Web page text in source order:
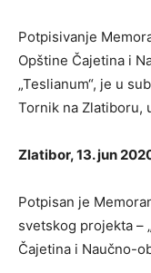
Potpisivanje
Opštine Čajetina i
„Teslianum“, je u
Tornik na Zlatiboru,
Zlatibor, 13. jun
Potpisan je
svetskog projekta –
Čajetina i Naučno-